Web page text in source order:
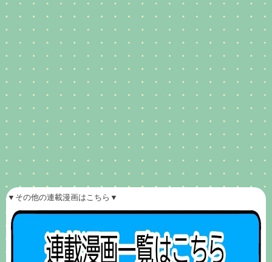
▼その他の連載漫画はこちら▼